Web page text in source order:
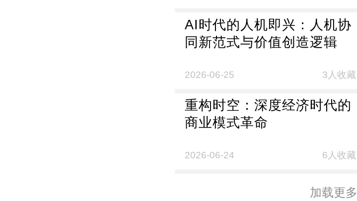
AI时代的人机即兴：人机协
同新范式与价值创造逻辑
2026-06-25 3人收藏
重构时空：深度经济时代的
商业模式革命
2026-06-24 6人收藏
加载更多